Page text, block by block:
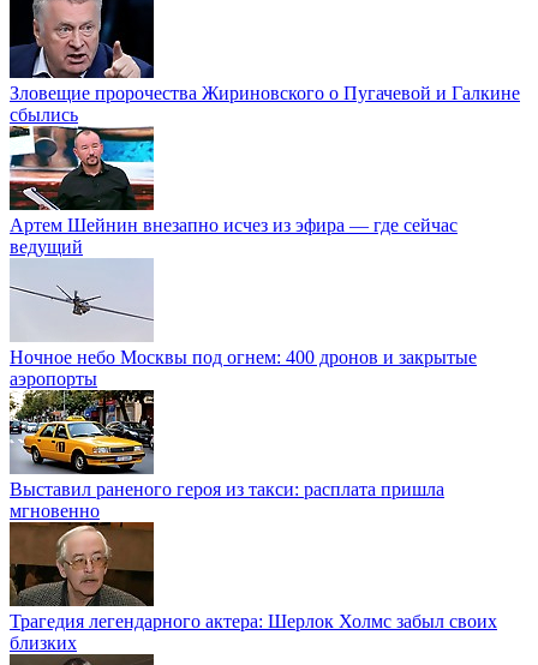
Зловещие пророчества Жириновского о Пугачевой и Галкине
сбылись
Артем Шейнин внезапно исчез из эфира — где сейчас
ведущий
Ночное небо Москвы под огнем: 400 дронов и закрытые
аэропорты
Выставил раненого героя из такси: расплата пришла
мгновенно
Трагедия легендарного актера: Шерлок Холмс забыл своих
близких